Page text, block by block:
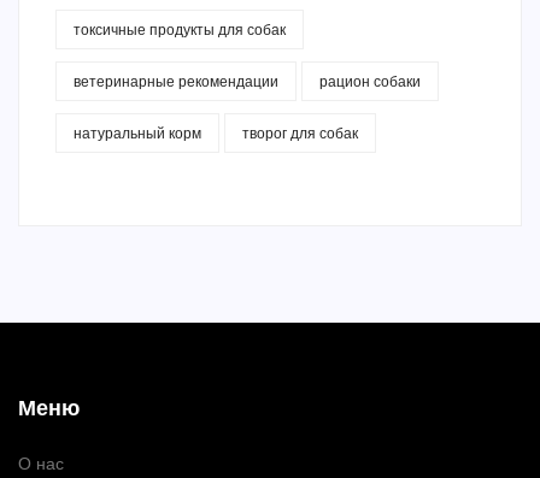
токсичные продукты для собак
ветеринарные рекомендации рацион собаки
натуральный корм творог для собак
Меню
О нас